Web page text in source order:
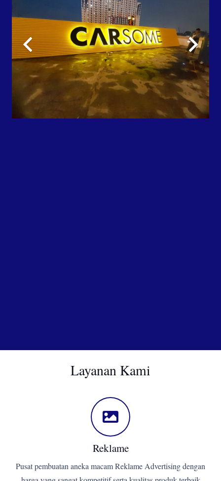
Layanan Kami
Reklame
Pusat pembuatan aneka macam Reklame Advertising dengan